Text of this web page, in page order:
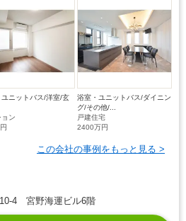
ユニットバス/洋室/玄
ン
浴室・ユニットバス/ダイニン
グ/その他/...
戸建住宅
2400万円
この会社の事例をもっと見る >
4 宮野海運ビル6階